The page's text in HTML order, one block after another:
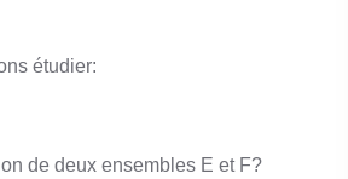
étudier:
de deux ensembles E et F?